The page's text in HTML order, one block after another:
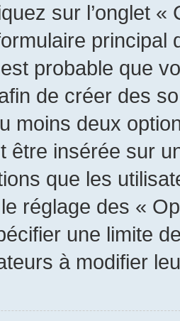
sur l’onglet
principal
probable que
de créer des
moins deux
être insérée sur
que les
réglage des «
une limite
à modifier